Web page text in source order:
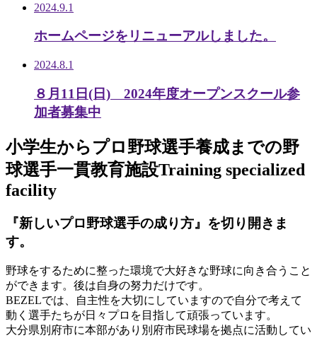
2024.9.1
ホームページをリニューアルしました。
2024.8.1
８月11日(日) 2024年度オープンスクール参
加者募集中
小学生からプロ野球選手養成までの野
球選手一貫教育施設Training specialized
facility
『新しいプロ野球選手の成り方』を切り開きま
す。
野球をするために整った環境で大好きな野球に向き合うこと
ができます。後は自身の努力だけです。
BEZELでは、自主性を大切にしていますので自分で考えて
動く選手たちが日々プロを目指して頑張っています。
大分県別府市に本部があり別府市民球場を拠点に活動してい